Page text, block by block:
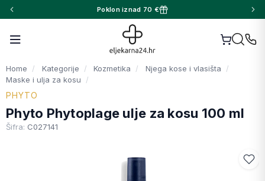
Poklon iznad 70 €
Home Kategorije Kozmetika
Njega kose i vlasišta
Maske i ulja za kosu
PHYTO
Phyto Phytoplage ulje za kosu 100 ml
Šifra: C027141